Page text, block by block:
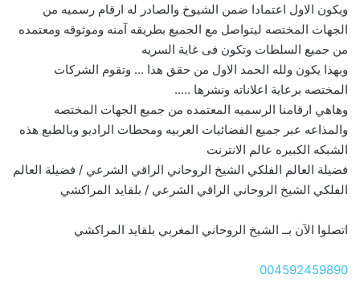
ويكون الاول اعتمادا ضمن الشيوخ والصادر له ارقام رسميه من
الجهات المختصه ليتواصل مع الجميع بطريقه آمنه وموثوقه ومعتمده
من جميع السلطات وتكون فى غاية السريه
وبهذا يكون ولله الحمد الاول من حقق هذا … وتقوم الشركات
المختصه برعاية اعلاناته ونشرها …..
وهاهي ارقامنا الرسميه المعتمده من جميع الجهات المختصه
والمذاعه عبر جميع الفضائيات العربيه ومحطات الراديو وبالطبع هذه
الشبكه الكبيره عالم الانترنت
فضيلة العالم الفلكي الشيخ الروحاني الراقي الشرعي / فضيلة العالم
الفلكي الشيخ الروحاني الراقي الشرعي / بلقايد المراكشي
اتصلوا الآن بــ الشيخ الروحاني المغربي بلقايد المراكشي
004592459890